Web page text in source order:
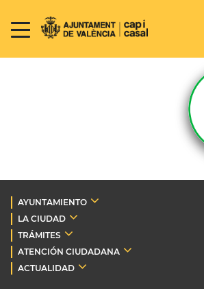
AYUNTAMIENTO
LA CIUDAD
TRÁMITES
ATENCIÓN CIUDADANA
ACTUALIDAD